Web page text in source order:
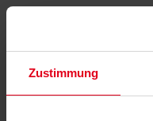
Zustimmung